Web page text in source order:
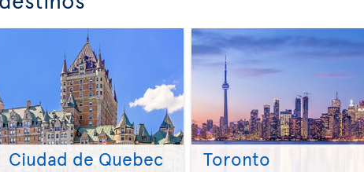
Ciudad de Quebec Toronto